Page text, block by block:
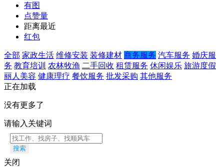
有图
点赞量
距离最近
红包
全部 家政生活 维修安装 装修建材 商务服务 汽车服务 婚庆服
务 教育培训 农林牧渔 二手回收 租赁服务 休闲娱乐 旅游度假
丽人美容 健康理疗 餐饮服务 批发采购 其他服务
正在加载
没有更多了
请输入关键词
搜索
关闭